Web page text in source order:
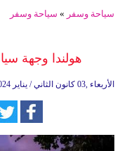
سياحة وسفر » سياحة وسفر
هولندا وجهة
16:49 2024 الأربعاء ,03 كانون الثاني / يناير